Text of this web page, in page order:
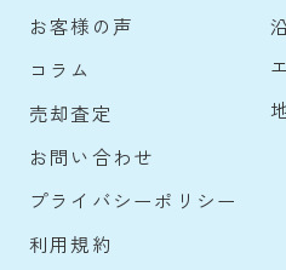
お客様の声
コラム
売却査定
お問い合わせ
プライバシーポリシー
利用規約